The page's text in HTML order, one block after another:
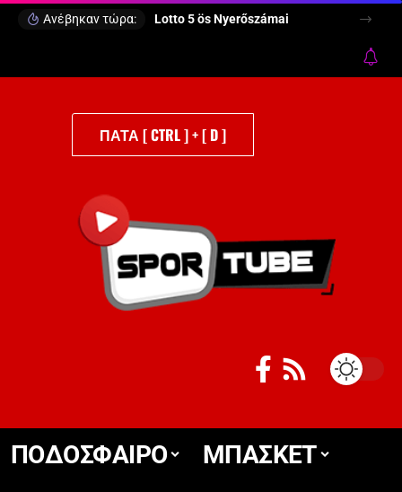
Ανέβηκαν τώρα: Lotto 5 ös Nyerőszámai
ΠΑΤΑ [ CTRL ] + [ D ]
ΠΟΔΟΣΦΑΙΡΟ
ΜΠΑΣΚΕΤ